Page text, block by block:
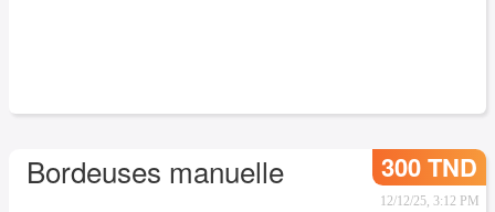
Bordeuses manuelle 300 TND
12/12/25, 3:12 PM